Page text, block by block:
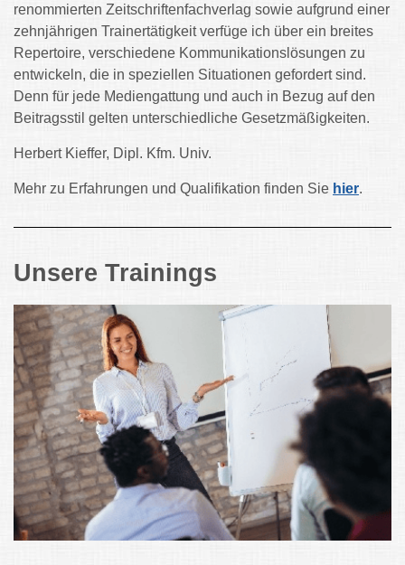
renommierten Zeitschriftenfachverlag sowie aufgrund einer
zehnjährigen Trainertätigkeit verfüge ich über ein breites
Repertoire, verschiedene Kommunikationslösungen zu
entwickeln, die in speziellen Situationen gefordert sind.
Denn für jede Mediengattung und auch in Bezug auf den
Beitragsstil gelten unterschiedliche Gesetzmäßigkeiten.
Herbert Kieffer, Dipl. Kfm. Univ.
Mehr zu Erfahrungen und Qualifikation finden Sie hier.
Unsere Trainings